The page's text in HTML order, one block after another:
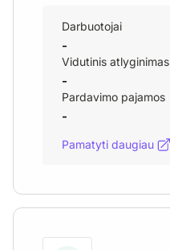
Darbuotojai
-
Vidutinis atlyginimas
-
Pardavimo pajamos
-
Pamatyti daugiau